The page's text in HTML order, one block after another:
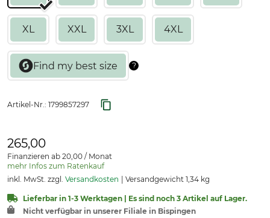
XL XXL 3XL 4XL
Artikel-Nr.: 1799857297
265,00
Finanzieren ab 20,00 / Monat
mehr Infos zum Ratenkauf
inkl. MwSt. zzgl. Versandkosten Versandgewicht 1,34 kg
Lieferbar in 1-3 Werktagen | Es sind noch 3 Artikel auf Lager.
Nicht verfügbar in unserer Filiale in Bispingen